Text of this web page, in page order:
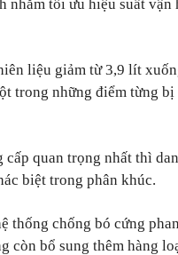
nhằm tối ưu hiệu suất vận
liệu giảm từ 3,9 lít
trong những điểm từng
cấp quan trọng nhất thì
biệt trong phân khúc.
thống chống bó cứng
còn bổ sung thêm hàng